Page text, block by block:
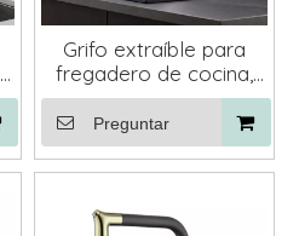
Grifo extraíble para
fregadero de cocina,
mezclador con
rociador flexible en
forma de T, latón,
negro, blanco, gris o
Preguntar